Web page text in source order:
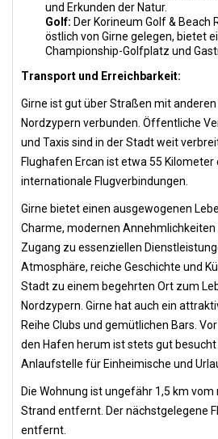
und Erkunden der Natur.
Golf: Der Korineum Golf &
östlich von Girne gelegen, bietet
Championship-Golfplatz und
Transport und Erreichbarkeit:
Girne ist gut über Straßen mit
Nordzypern verbunden. Öffentliche
und Taxis sind in der Stadt weit
Flughafen Ercan ist etwa 55
internationale Flugverbindungen.
Girne bietet einen ausgewogenen
Charme, modernen
Zugang zu essenziellen
Atmosphäre, reiche Geschichte und
Stadt zu einem begehrten Ort zum
Nordzypern. Girne hat auch ein
Reihe Clubs und gemütlichen Bars.
den Hafen herum ist stets gut
Anlaufstelle für Einheimische und
Die Wohnung ist ungefähr 1,5 km
Strand entfernt. Der nächstgelegene
entfernt.